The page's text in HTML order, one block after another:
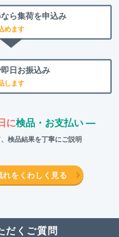
ら集荷を申込み
めます
即日お振込み
します
に検品・お支払い ―
検品結果を丁寧にご説明
れをくわしく見る
だくご質問